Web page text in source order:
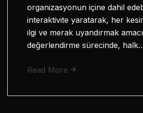
organizasyonun içine dahil
interaktivite yaratarak, her
ilgi ve merak uyandırmak
değerlendirme sürecinde,
Read More